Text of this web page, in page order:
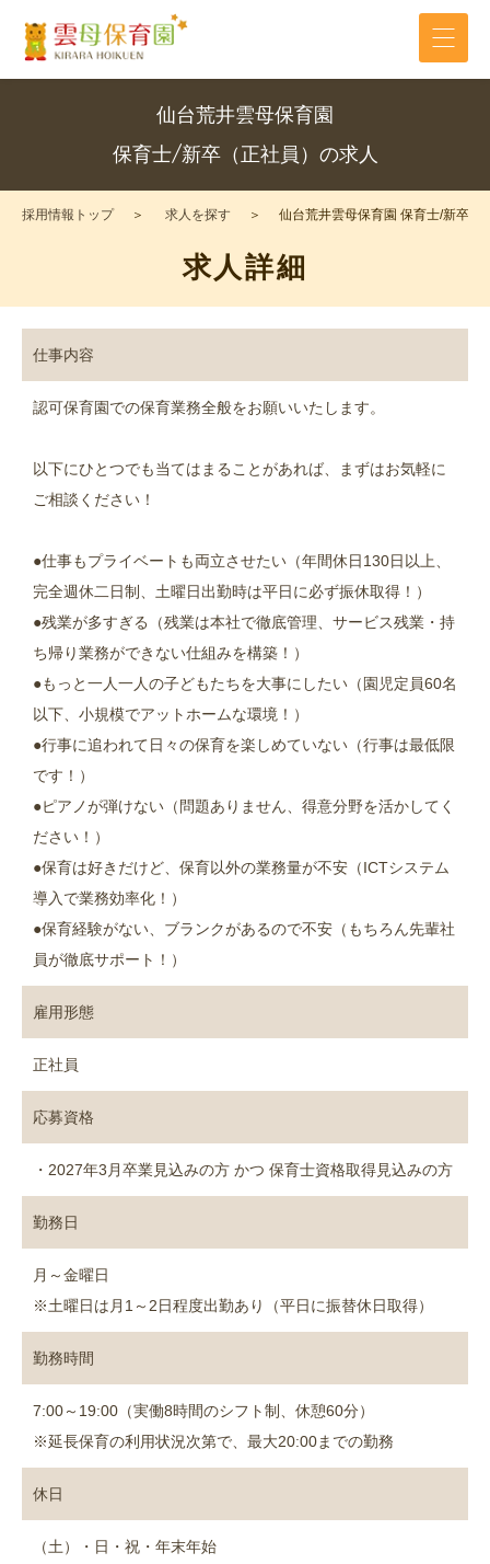
仙台荒井雲母保育園
保育士/新卒（正社員）の求人
採用情報トップ 求人を探す 仙台荒井雲母保育園 保育士/新卒（
求人詳細
仕事内容
認可保育園での保育業務全般をお願いいたします。
以下にひとつでも当てはまることがあれば、まずはお気軽に
ご相談ください！
●仕事もプライベートも両立させたい（年間休日130日以上、
完全週休二日制、土曜日出勤時は平日に必ず振休取得！）
●残業が多すぎる（残業は本社で徹底管理、サービス残業・持
ち帰り業務ができない仕組みを構築！）
●もっと一人一人の子どもたちを大事にしたい（園児定員60名
以下、小規模でアットホームな環境！）
●行事に追われて日々の保育を楽しめていない（行事は最低限
です！）
●ピアノが弾けない（問題ありません、得意分野を活かしてく
ださい！）
●保育は好きだけど、保育以外の業務量が不安（ICTシステム
導入で業務効率化！）
●保育経験がない、ブランクがあるので不安（もちろん先輩社
員が徹底サポート！）
雇用形態
正社員
応募資格
・2027年3月卒業見込みの方 かつ 保育士資格取得見込みの方
勤務日
月～金曜日
※土曜日は月1～2日程度出勤あり（平日に振替休日取得）
勤務時間
7:00～19:00（実働8時間のシフト制、休憩60分）
※延長保育の利用状況次第で、最大20:00までの勤務
休日
（土）・日・祝・年末年始